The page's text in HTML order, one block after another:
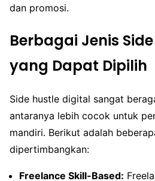
dan promosi.
Berbagai Jenis
yang Dapat Dipilih
Side hustle digital sangat
antaranya lebih cocok untuk
mandiri. Berikut adalah
dipertimbangkan:
Freelance Skill-Based: